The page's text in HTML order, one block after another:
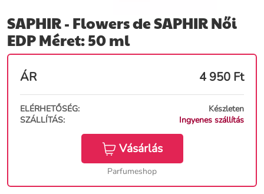
SAPHIR - Flowers de SAPHIR Női
EDP Méret: 50 ml
ÁR 4 950 Ft
ELÉRHETŐSÉG:
Készleten
SZÁLLÍTÁS:
Ingyenes szállítás
Vásárlás
Parfumeshop